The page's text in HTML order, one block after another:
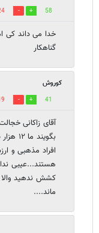
58
خدا می داند
گناهکار
کوروش
41
آقای زاکانی
افراد مذهبی و
هستند...عیبی
کشش ندهید والا
ماند....